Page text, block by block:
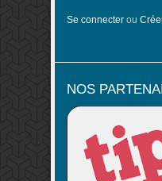
Se connecter ou
NOS